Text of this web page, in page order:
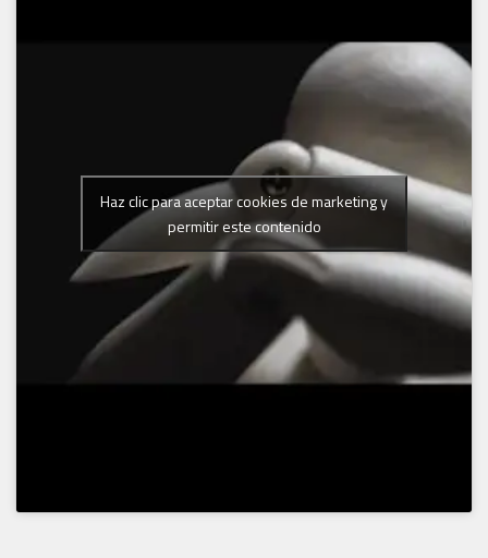
Haz clic para aceptar cookies de marketing y
permitir este contenido